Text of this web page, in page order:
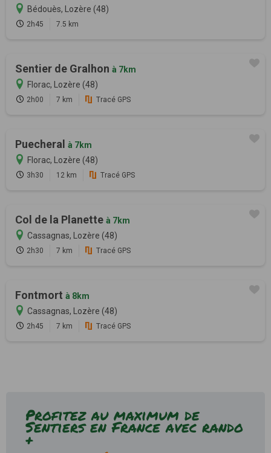
Bédouès, Lozère (48)
2h45 7.5 km
Sentier de Gralhon à 7km
Florac, Lozère (48)
2h00 7 km Tracé GPS
Puecheral
à 7km
Florac, Lozère (48)
3h30 12 km Tracé GPS
Col de la Planette à 7km
Cassagnas, Lozère (48)
2h30 7 km Tracé GPS
Fontmort à 8km
Cassagnas, Lozère (48)
2h45 7 km Tracé GPS
Profitez au maximum de
Sentiers en France avec rando
+